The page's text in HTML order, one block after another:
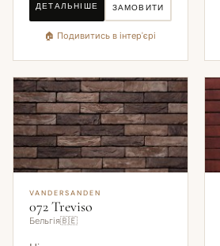
ДЕТАЛЬНІШЕ ЗАМОВИТИ
🏠 Подивитись в інтер'єрі
VANDERSANDEN
072 Treviso
Бельгія🇧🇪